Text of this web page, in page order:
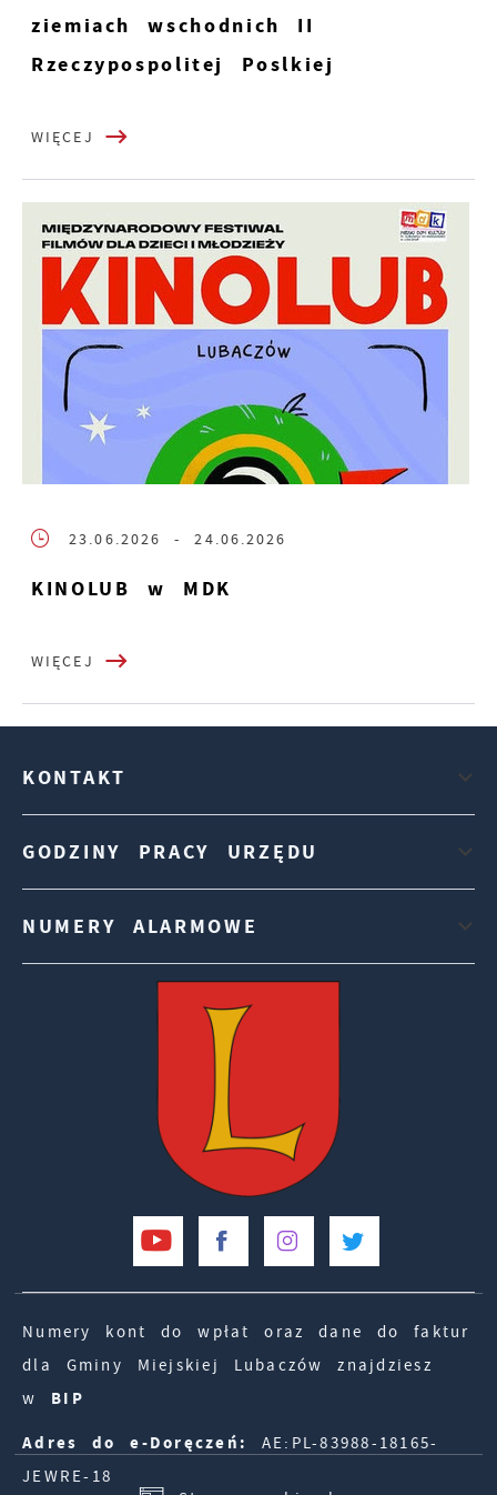
ziemiach wschodnich II
Rzeczypospolitej Poslkiej
WIĘCEJ
23.06.2026 - 24.06.2026
KINOLUB w MDK
WIĘCEJ
KONTAKT
GODZINY PRACY URZĘDU
NUMERY ALARMOWE
Numery kont do wpłat oraz dane do faktur
dla Gminy Miejskiej Lubaczów znajdziesz
w BIP
Adres do e-Doręczeń:
AE:PL-83988-18165-
JEWRE-18